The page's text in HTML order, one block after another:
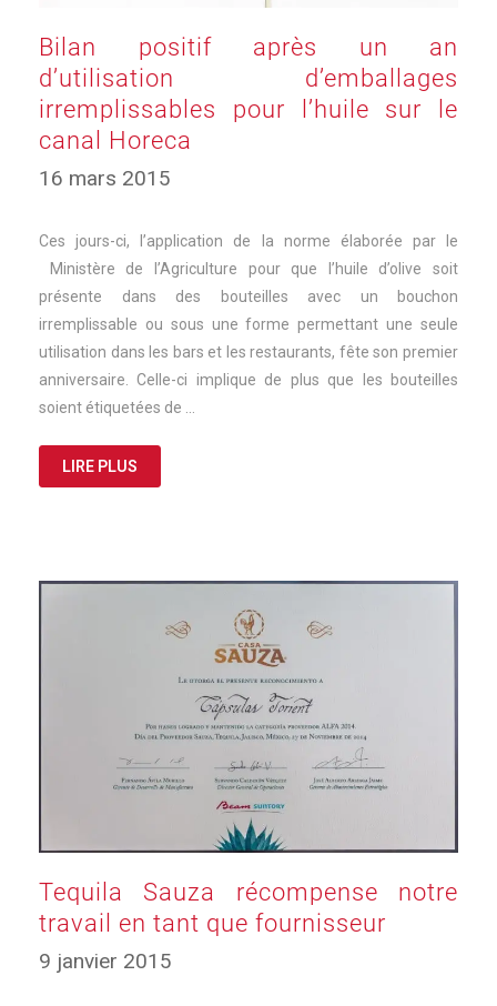
Bilan positif après un an
d’utilisation d’emballages
irremplissables pour l’huile sur le
canal Horeca
16 mars 2015
Ces jours-ci, l’application de la norme élaborée par le
Ministère de l’Agriculture pour que l’huile d’olive soit
présente dans des bouteilles avec un bouchon
irremplissable ou sous une forme permettant une seule
utilisation dans les bars et les restaurants, fête son premier
anniversaire. Celle-ci implique de plus que les bouteilles
soient étiquetées de …
LIRE PLUS
Tequila Sauza récompense notre
travail en tant que fournisseur
9 janvier 2015